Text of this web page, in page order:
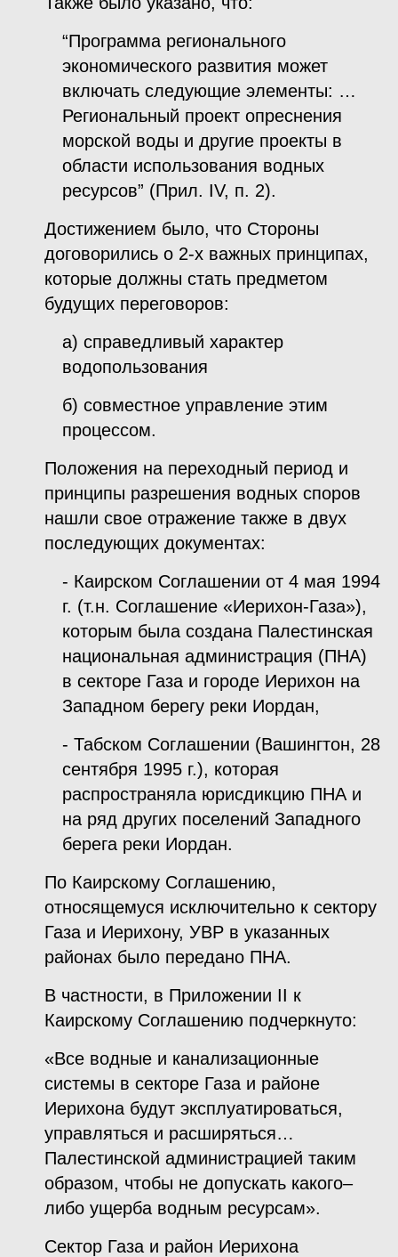
“Программа регионального
экономического развития может
включать следующие элементы: …
Региональный проект опреснения
морской воды и другие проекты в
области использования водных
ресурсов” (Прил. IV, п. 2).
Достижением было, что Стороны
договорились о 2-х важных принципах,
которые должны стать предметом
будущих переговоров:
а) справедливый характер
водопользования
б) совместное управление этим
процессом.
Положения на переходный период и
принципы разрешения водных споров
нашли свое отражение также в двух
последующих документах:
- Каирском Соглашении от 4 мая 1994
г. (т.н. Соглашение «Иерихон-Газа»),
которым была создана Палестинская
национальная администрация (ПНА)
в секторе Газа и городе Иерихон на
Западном берегу реки Иордан,
- Табском Соглашении (Вашингтон, 28
сентября 1995 г.), которая
распространяла юрисдикцию ПНА и
на ряд других поселений Западного
берега реки Иордан.
По Каирскому Соглашению,
относящемуся исключительно к сектору
Газа и Иерихону, УВР в указанных
районах было передано ПНА.
В частности, в Приложении II к
Каирскому Соглашению подчеркнуто:
«Все водные и канализационные
системы в секторе Газа и районе
Иерихона будут эксплуатироваться,
управляться и расширяться…
Палестинской администрацией таким
образом, чтобы не допускать какого–
либо ущерба водным ресурсам».
Сектор Газа и район Иерихона